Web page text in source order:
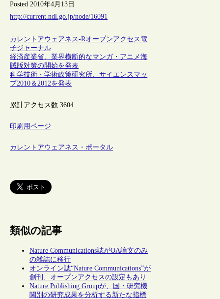
Posted 2010年4月13日
http://current.ndl.go.jp/node/16091
カレントアウェアネス-Rオープンアクセス 電
子ジャーナル
経済産業省、業界横断的なマンガ・アニメ海
賊版対策の開始を発表
科学技術・学術政策研究所、サイエンスマッ
プ2010＆2012を発表
累計アクセス数:3604
印刷用ページ
カレントアウェアネス・ポータル
類似の記事
Nature Communications誌がOA論文のみ
の雑誌に移行
オンライン誌“Nature Communications”が
創刊、オープンアクセスの設定もあり
Nature Publishing Groupが、国・研究機
関別の研究成果を分析する新たな指標